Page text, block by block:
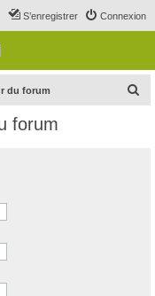
Connexion
S’enregistrer
du forum
forum